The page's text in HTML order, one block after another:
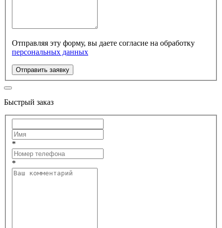
Отправляя эту форму, вы даете согласие на обработку
персональных данных
Отправить заявку
Быстрый заказ
*
*